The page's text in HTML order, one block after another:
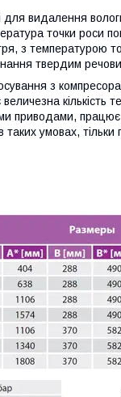
видалення
точки роси
з температурою
твердим
з
кількість
приводами,
умовах,